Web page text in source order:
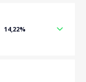
14,22%